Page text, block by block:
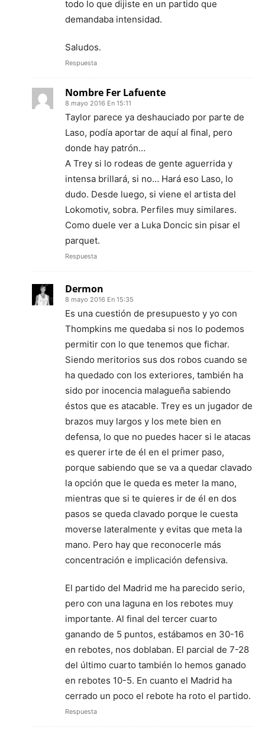
todo lo que dijiste en un partido que
demandaba intensidad.
Saludos.
Respuesta
Nombre Fer Lafuente
8 mayo 2016 En 15:11
Taylor parece ya deshauciado por parte de
Laso, podía aportar de aquí al final, pero
donde hay patrón…
A Trey si lo rodeas de gente aguerrida y
intensa brillará, si no… Hará eso Laso, lo
dudo. Desde luego, si viene el artista del
Lokomotiv, sobra. Perfiles muy similares.
Como duele ver a Luka Doncic sin pisar el
parquet.
Respuesta
Dermon
8 mayo 2016 En 15:35
Es una cuestión de presupuesto y yo con
Thompkins me quedaba si nos lo podemos
permitir con lo que tenemos que fichar.
Siendo meritorios sus dos robos cuando se
ha quedado con los exteriores, también ha
sido por inocencia malagueña sabiendo
éstos que es atacable. Trey es un jugador de
brazos muy largos y los mete bien en
defensa, lo que no puedes hacer si le atacas
es querer irte de él en el primer paso,
porque sabiendo que se va a quedar clavado
la opción que le queda es meter la mano,
mientras que si te quieres ir de él en dos
pasos se queda clavado porque le cuesta
moverse lateralmente y evitas que meta la
mano. Pero hay que reconocerle más
concentración e implicación defensiva.
El partido del Madrid me ha parecido serio,
pero con una laguna en los rebotes muy
importante. Al final del tercer cuarto
ganando de 5 puntos, estábamos en 30-16
en rebotes, nos doblaban. El parcial de 7-28
del último cuarto también lo hemos ganado
en rebotes 10-5. En cuanto el Madrid ha
cerrado un poco el rebote ha roto el partido.
Respuesta